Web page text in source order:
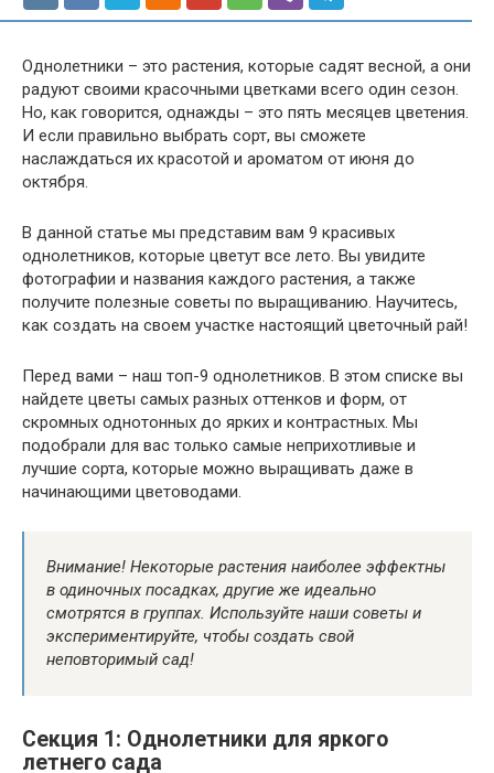
Однолетники – это растения, которые садят весной, а они
радуют своими красочными цветками всего один сезон.
Но, как говорится, однажды – это пять месяцев цветения.
И если правильно выбрать сорт, вы сможете
наслаждаться их красотой и ароматом от июня до
октября.
В данной статье мы представим вам 9 красивых
однолетников, которые цветут все лето. Вы увидите
фотографии и названия каждого растения, а также
получите полезные советы по выращиванию. Научитесь,
как создать на своем участке настоящий цветочный рай!
Перед вами – наш топ-9 однолетников. В этом списке вы
найдете цветы самых разных оттенков и форм, от
скромных однотонных до ярких и контрастных. Мы
подобрали для вас только самые неприхотливые и
лучшие сорта, которые можно выращивать даже в
начинающими цветоводами.
Внимание! Некоторые растения наиболее эффектны
в одиночных посадках, другие же идеально
смотрятся в группах. Используйте наши советы и
экспериментируйте, чтобы создать свой
неповторимый сад!
Секция 1: Однолетники для яркого
летнего сада